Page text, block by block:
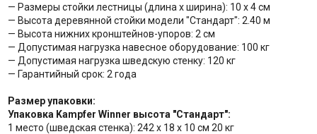
— Размеры стойки лестницы (длина х ширина): 10 х 4 см
— Высота деревянной стойки модели "Стандарт": 2.40 м
— Высота нижних кронштейнов-упоров: 2 см
— Допустимая нагрузка навесное оборудование: 100 кг
— Допустимая нагрузка шведскую стенку: 120 кг
— Гарантийный срок: 2 года
Размер упаковки:
Упаковка Kampfer Winner высота "Стандарт":
1 место (шведская стенка): 242 х 18 х 10 см 20 кг